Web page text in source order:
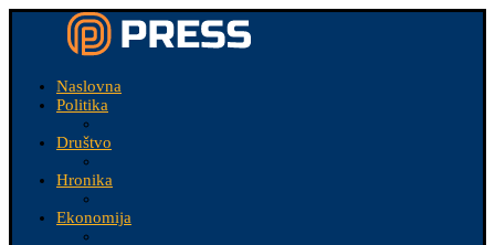
Naslovna
Politika
Društvo
Hronika
Ekonomija